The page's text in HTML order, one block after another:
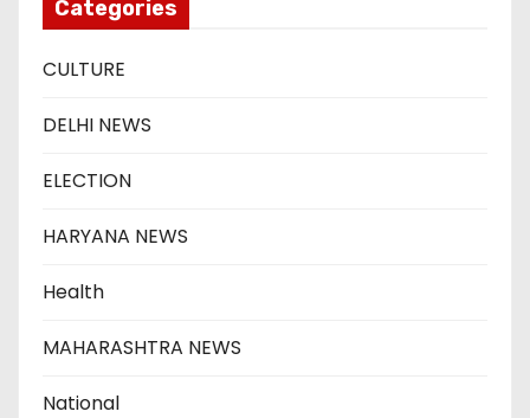
Categories
CULTURE
DELHI NEWS
ELECTION
HARYANA NEWS
Health
MAHARASHTRA NEWS
National